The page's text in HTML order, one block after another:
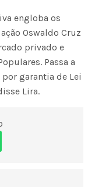
engloba os
Oswaldo Cruz
privado e
Passa a
garantia de Lei
Lira.